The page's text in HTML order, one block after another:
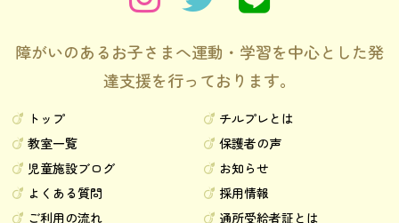
障がいのあるお子さまへ運動・学習を中心とした発
達支援を行っております。
トップ
チルプレとは
教室一覧
保護者の声
児童施設ブログ
お知らせ
よくある質問
採用情報
ご利用の流れ
通所受給者証とは